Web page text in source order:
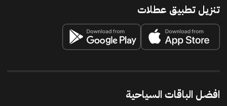
تنزيل تطبيق عطلات
افضل الباقات السياحية